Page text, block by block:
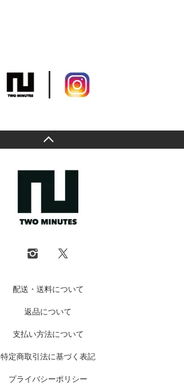
配送・送料について
返品について
支払い方法について
特定商取引法に基づく表記
プライバシーポリシー